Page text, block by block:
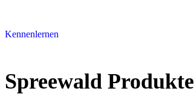
Kennenlernen
Spreewald Produkte